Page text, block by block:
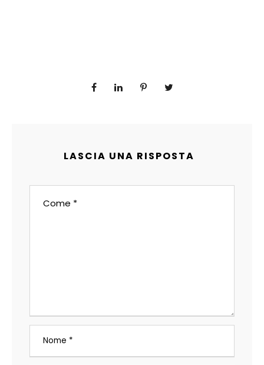
LASCIA UNA RISPOSTA